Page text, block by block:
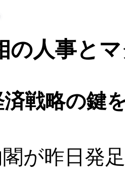
の人事と
済戦略の鍵
が昨日発